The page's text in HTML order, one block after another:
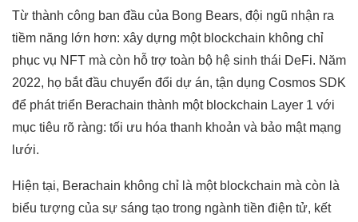
Từ thành công ban đầu của Bong Bears, đội ngũ nhận ra
tiềm năng lớn hơn: xây dựng một blockchain không chỉ
phục vụ NFT mà còn hỗ trợ toàn bộ hệ sinh thái DeFi. Năm
2022, họ bắt đầu chuyển đổi dự án, tận dụng Cosmos SDK
để phát triển Berachain thành một blockchain Layer 1 với
mục tiêu rõ ràng: tối ưu hóa thanh khoản và bảo mật mạng
lưới.
Hiện tại, Berachain không chỉ là một blockchain mà còn là
biểu tượng của sự sáng tạo trong ngành tiền điện tử, kết